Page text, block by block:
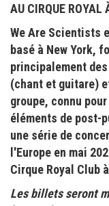
AU CIRQUE ROYAL
We Are Scientists
basé à New York,
principalement
(chant et guitare)
groupe, connu
éléments de post-
une série de
l'Europe en mai
Cirque Royal Club
Les billets seront